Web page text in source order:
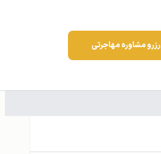
رزرو مشاوره مهاجرتی